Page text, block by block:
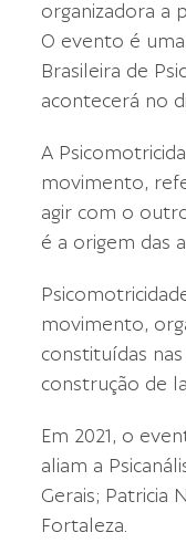
organizadora a
O evento é
Brasileira de
acontecerá no
A
movimento,
agir com o
é a origem das
movimento,
constituídas
construção de
Em 2021, o
aliam a
Gerais; Patricia
Fortaleza.